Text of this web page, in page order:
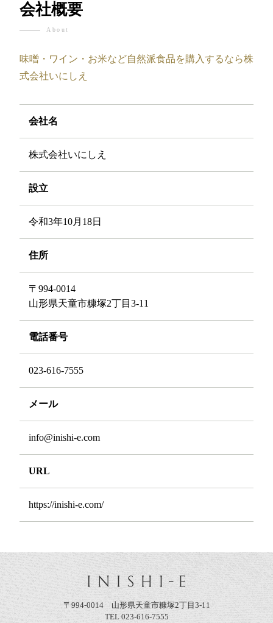
会社概要
About
味噌・ワイン・お米など自然派食品を購入するなら株
式会社いにしえ
会社名
株式会社いにしえ
設立
令和3年10月18日
住所
〒994-0014
山形県天童市糠塚2丁目3-11
電話番号
023-616-7555
メール
info@inishi-e.com
URL
https://inishi-e.com/
〒994-0014 山形県天童市糠塚2丁目3-11
TEL 023-616-7555